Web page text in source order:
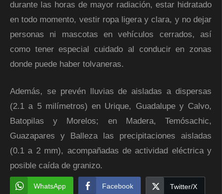
durante las horas de mayor radiación, estar hidratado
en todo momento, vestir ropa ligera y clara, y no dejar
personas ni mascotas en vehículos cerrados, así
como tener especial cuidado al conducir en zonas
donde puede haber tolvaneras.
Además, se prevén lluvias de aisladas a dispersas
(2.1 a 5 milímetros) en Urique, Guadalupe y Calvo,
Batopilas y Morelos; en Madera, Temósachic,
Guazapares y Balleza las precipitaciones aisladas
(0.1 a 2 mm), acompañadas de actividad eléctrica y
posible caída de granizo.
WhatsApp Facebook Twitter/X